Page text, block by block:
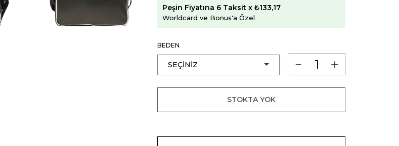
Peşin Fiyatına 6 Taksit x ₺133,17
Worldcard ve Bonus'a Özel
BEDEN
STOKTA YOK